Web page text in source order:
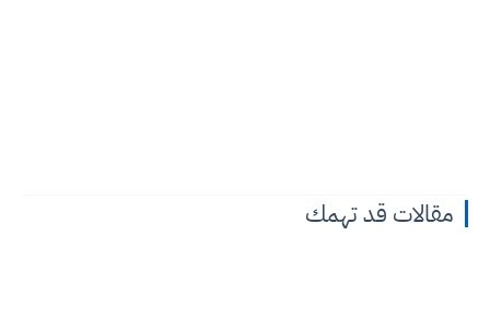
مقالات قد تهمك